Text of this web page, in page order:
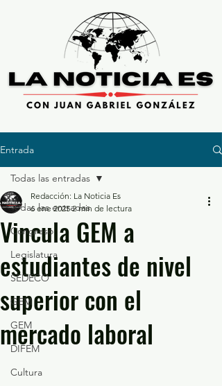
Entrada
Todas las entradas
Congreso
Legislatura
SEDECO
GEM
GEM
DIFEM
Cultura
Todas las entradas
Vincula GEM a
estudiantes de nivel
superior con el
mercado laboral
Redacción: La Noticia Es
6 ene 2025 2 min de lectura